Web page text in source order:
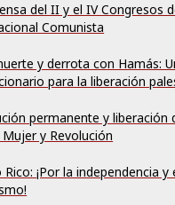
del II y el IV Congresos
Comunista
y derrota con Hamás:
para la liberación
permanente y liberación
y Revolución
Rico: ¡Por la independencia y